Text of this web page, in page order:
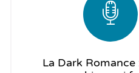
La Dark